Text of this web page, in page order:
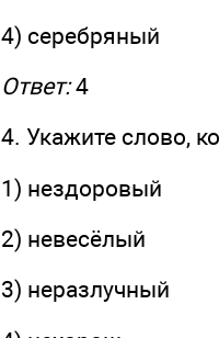
4) серебряный
Ответ:4
4. Укажите слово,
1) нездоровый
2) невесёлый
3) неразлучный